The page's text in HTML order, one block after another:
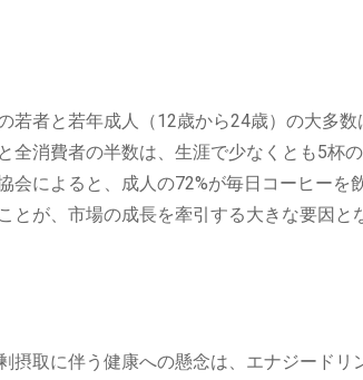
若者と若年成人（12歳から24歳）の大多
全消費者の半数は、生涯で少なくとも5杯
会によると、成人の72%が毎日コーヒー
とが、市場の成長を牽引する大きな要因と
摂取に伴う健康への懸念は、エナジードリ